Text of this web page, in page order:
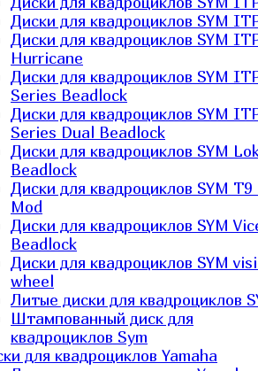
Диски для квадроциклов SYM
Диски для квадроциклов SYM
Hurricane
Диски для квадроциклов SYM
Series Beadlock
Диски для квадроциклов SYM
Series Dual Beadlock
Диски для квадроциклов SYM
Beadlock
Диски для квадроциклов SYM T9
Mod
Диски для квадроциклов SYM
Beadlock
Диски для квадроциклов SYM
wheel
Литые диски для квадроциклов
Штампованный диск для
квадроциклов Sym
для квадроциклов Yamaha